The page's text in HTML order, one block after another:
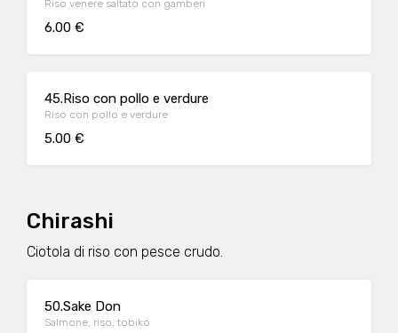
Riso venere saltato con gamberi
6.00 €
45.Riso con pollo e verdure
Riso con pollo e verdure
5.00 €
Chirashi
Ciotola di riso con pesce crudo.
50.Sake Don
Salmone, riso, tobiko